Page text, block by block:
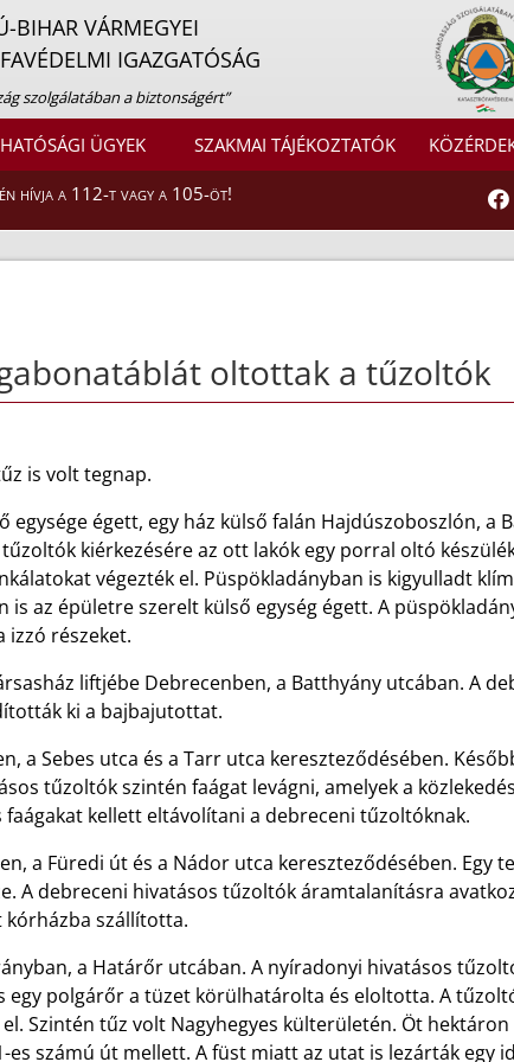
BIHAR VÁRMEGYEI
IGAZGATÓSÁG
szolgálatában a biztonságért”
HATÓSÁGI ÜGYEK SZAKMAI TÁJÉKOZTATÓK
hívja a 112-t vagy a 105-öt!
oltottak a tűzoltók
is volt tegnap.
egysége égett, egy ház külső falán Hajdúszoboszlón, a
kiérkezésére az ott lakók egy porral oltó
végezték el. Püspökladányban is kigyulladt
is az épületre szerelt külső egység égett. A
izzó részeket.
liftjébe Debrecenben, a Batthyány utcában. A
ki a bajbajutottat.
a Sebes utca és a Tarr utca kereszteződésében.
tűzoltók szintén faágat levágni, amelyek a
faágakat kellett eltávolítani a debreceni tűzoltóknak.
a Füredi út és a Nádor utca kereszteződésében. Egy
A debreceni hivatásos tűzoltók áramtalanításra
szállította.
a Határőr utcában. A nyíradonyi hivatásos
egy polgárőr a tüzet körülhatárolta és eloltotta. A
Szintén tűz volt Nagyhegyes külterületén. Öt hektáron
es számú út mellett. A füst miatt az utat is lezárták egy